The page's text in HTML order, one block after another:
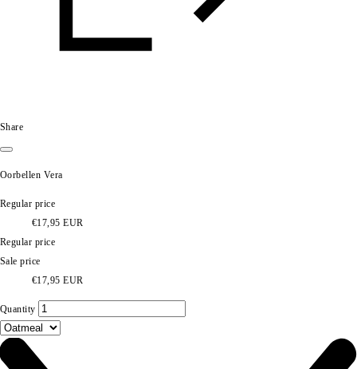
Share
Oorbellen Vera
Regular price
€17,95 EUR
Regular price
Sale price
€17,95 EUR
Quantity